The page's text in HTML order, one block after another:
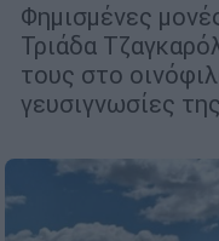
Φημισμένες
Τριάδα
τους στο
γευσιγνωσίες